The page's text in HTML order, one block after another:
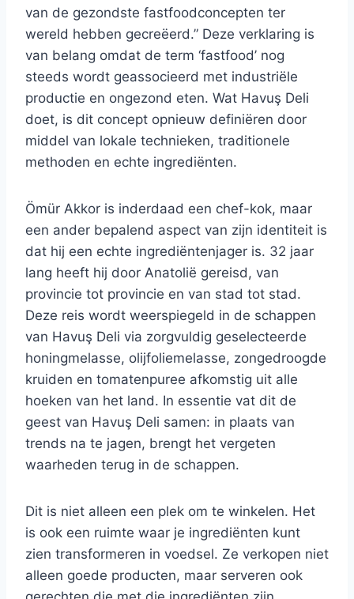
van de gezondste fastfoodconcepten ter
wereld hebben gecreëerd.” Deze verklaring is
van belang omdat de term ‘fastfood’ nog
steeds wordt geassocieerd met industriële
productie en ongezond eten. Wat Havuş Deli
doet, is dit concept opnieuw definiëren door
middel van lokale technieken, traditionele
methoden en echte ingrediënten.
Ömür Akkor is inderdaad een chef-kok, maar
een ander bepalend aspect van zijn identiteit is
dat hij een echte ingrediëntenjager is. 32 jaar
lang heeft hij door Anatolië gereisd, van
provincie tot provincie en van stad tot stad.
Deze reis wordt weerspiegeld in de schappen
van Havuş Deli via zorgvuldig geselecteerde
honingmelasse, olijfoliemelasse, zongedroogde
kruiden en tomatenpuree afkomstig uit alle
hoeken van het land. In essentie vat dit de
geest van Havuş Deli samen: in plaats van
trends na te jagen, brengt het vergeten
waarheden terug in de schappen.
Dit is niet alleen een plek om te winkelen. Het
is ook een ruimte waar je ingrediënten kunt
zien transformeren in voedsel. Ze verkopen niet
alleen goede producten, maar serveren ook